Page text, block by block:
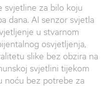
svjetline za bilo koju
dana. AI senzor svjetla
u stvarnom
osvjetljenja,
slike bez obzira na
svjetlini tijekom
noću bez potrebe za